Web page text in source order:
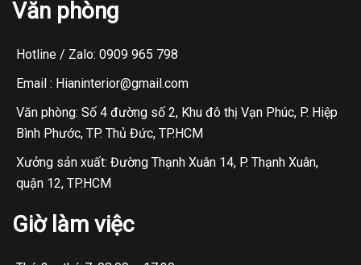
Văn phòng
Hotline / Zalo: 0909 965 798
Email : Hianinterior@gmail.com
Văn phòng: Số 4 đường số 2, Khu đô thị Vạn Phúc, P. Hiệp
Bình Phước, TP. Thủ Đức, TP.HCM
Xưởng sản xuất: Đường Thạnh Xuân 14, P. Thạnh Xuân,
quận 12, TP.HCM
Giờ làm việc